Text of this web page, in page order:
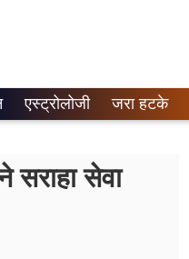
एस्ट्रोलोजी जरा हटके
सराहा सेवा